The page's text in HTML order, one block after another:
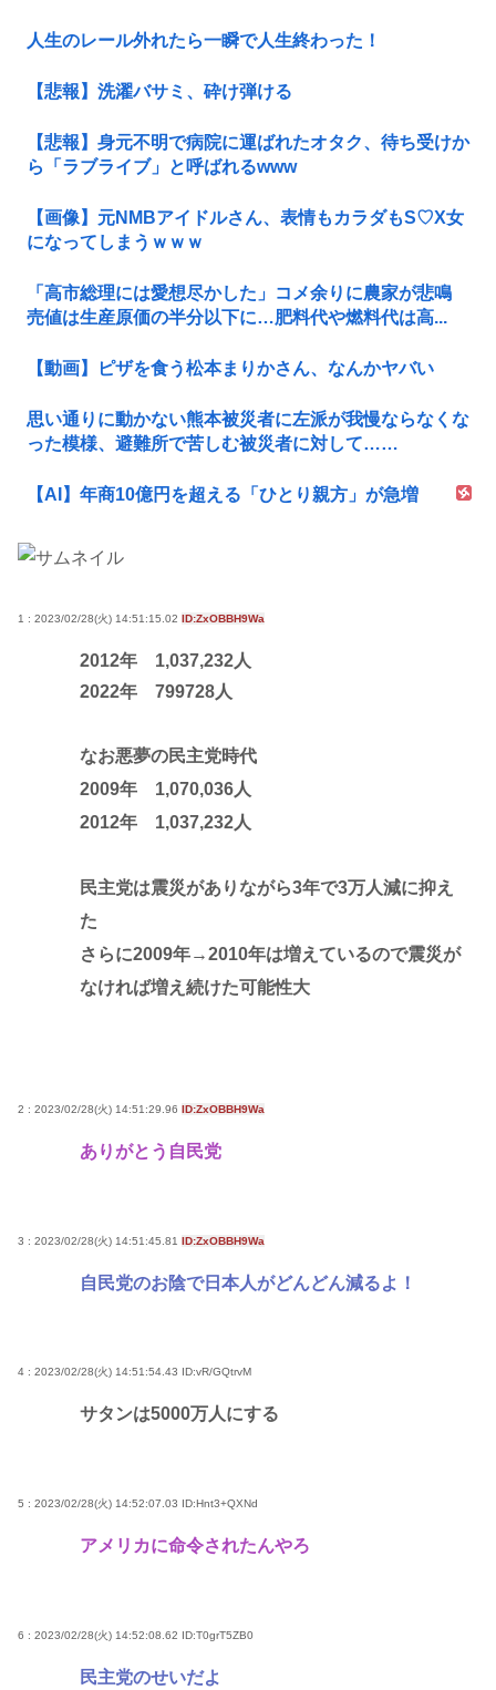
人生のレール外れたら一瞬で人生終わった！
【悲報】洗濯バサミ、砕け弾ける
【悲報】身元不明で病院に運ばれたオタク、待ち受けか
ら「ラブライブ」と呼ばれるwww
【画像】元NMBアイドルさん、表情もカラダもS♡X女
になってしまうｗｗｗ
「高市総理には愛想尽かした」コメ余りに農家が悲鳴
売値は生産原価の半分以下に…肥料代や燃料代は高...
【動画】ピザを食う松本まりかさん、なんかヤバい
思い通りに動かない熊本被災者に左派が我慢ならなくな
った模様、避難所で苦しむ被災者に対して……
【AI】年商10億円を超える「ひとり親方」が急増
1 : 2023/02/28(火) 14:51:15.02 ID:ZxOBBH9Wa
2012年 1,037,232人
2022年 799728人
なお悪夢の民主党時代
2009年 1,070,036人
2012年 1,037,232人
民主党は震災がありながら3年で3万人減に抑え
た
さらに2009年→2010年は増えているので震災が
なければ増え続けた可能性大
2 : 2023/02/28(火) 14:51:29.96 ID:ZxOBBH9Wa
ありがとう自民党
3 : 2023/02/28(火) 14:51:45.81 ID:ZxOBBH9Wa
自民党のお陰で日本人がどんどん減るよ！
4 : 2023/02/28(火) 14:51:54.43 ID:vR/GQtrvM
サタンは5000万人にする
5 : 2023/02/28(火) 14:52:07.03 ID:Hnt3+QXNd
アメリカに命令されたんやろ
6 : 2023/02/28(火) 14:52:08.62 ID:T0grT5ZB0
民主党のせいだよ